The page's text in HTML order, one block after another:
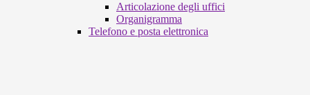
Articolazione degli uffici
Organigramma
Telefono e posta elettronica